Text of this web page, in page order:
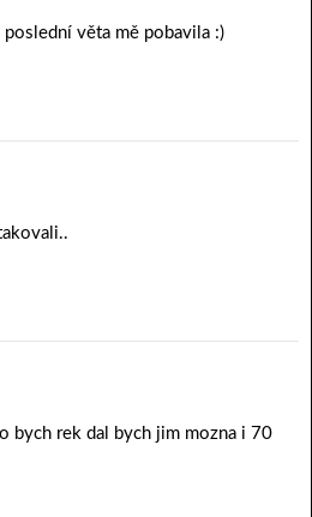
věta mě pobavila :)
bych rek dal bych jim mozna i 70